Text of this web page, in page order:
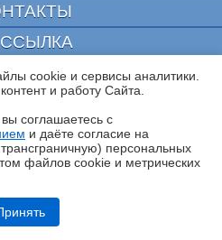
V15 MAX ULTRA: не разменивайся
СОГЛАШЕНИЕ
CURATOR
издание "3ДНьюс" | Свидетельство о
cookie и сервисы аналитики.
и работу Cайта.
соглашаетесь с
и даёте согласие на
персональных
файлов cookie и метрических